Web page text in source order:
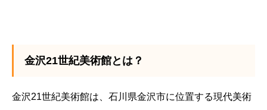
金沢21世紀美術館とは？
金沢21世紀美術館は、石川県金沢市に位置する現代美術